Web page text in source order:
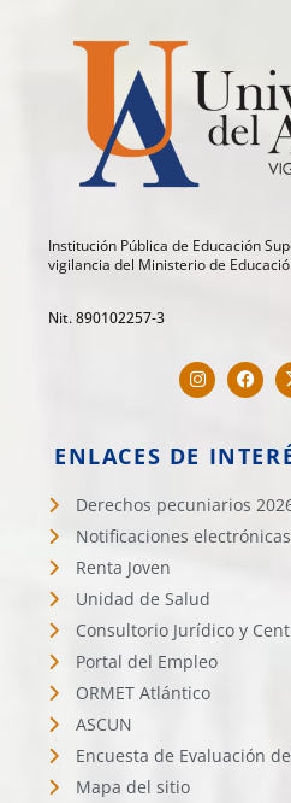
Institución Pública de Educación
vigilancia del Ministerio de
Nit. 890102257-3
ENLACES DE
Derechos pecuniarios
Notificaciones electrónicas
Renta Joven
Unidad de Salud
Consultorio Jurídico y
Portal del Empleo
ORMET Atlántico
ASCUN
Encuesta de Evaluación
Mapa del sitio